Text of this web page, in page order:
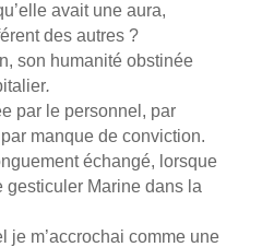
avait une aura,
des autres ?
son humanité obstinée
.
par le personnel, par
manque de conviction.
échangé, lorsque
gesticuler Marine dans la
je m’accrochai comme une